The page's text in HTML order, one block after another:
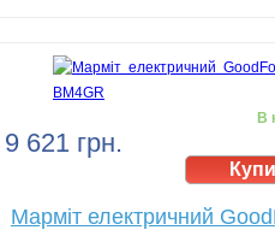
9 621 грн.
В
Марміт електричний